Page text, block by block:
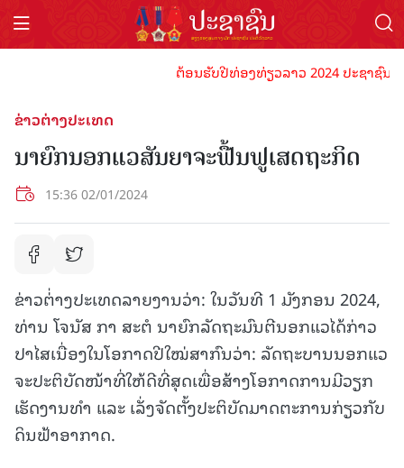
ຕ້ອນຮັບປີທ່ອງທ່ຽວລາວ 2024 ປະຊາຊົນ
ຂ່າວຕ່າງປະເທດ
ນາຍົກນອກແວສັນຍາຈະຟື້ນຟູເສດຖະກິດ
15:36 02/01/2024
ຂ່າວຕ່່າງປະເທດລາຍງານວ່າ: ໃນວັນທີ 1 ມັງກອນ 2024,
ທ່ານ ໂຈນັສ ກາ ສະຕໍ ນາຍົກລັດຖະມົນຕີນອກແວໄດ້ກ່າວ
ປາໄສເນື່ອງໃນໂອກາດປີໃໝ່ສາກົນວ່າ: ລັດຖະບານນອກແວ
ຈະປະຕິບັດໜ້າທີ່ໃຫ້ດີທີ່ສຸດເພື່ອສ້າງໂອກາດການມີວຽກ
ເຮັດງານທຳ ແລະ ເລັ່ງຈັດຕັ້ງປະຕິບັດມາດຕະການກ່ຽວກັບ
ດິນຟ້າອາກາດ.